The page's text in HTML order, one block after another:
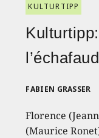
KULTURTIPP
FABIEN GRASSER
Florence
(Maurice